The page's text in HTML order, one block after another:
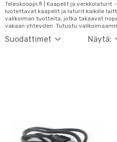
Suodattimet Näytä:
Teleskooppi.fi | Kaapelit ja
luotettavat kaapelit ja laturit kaikille
valikoiman tuotteita, jotka takaavat
vakaan yhteyden. Tutustu